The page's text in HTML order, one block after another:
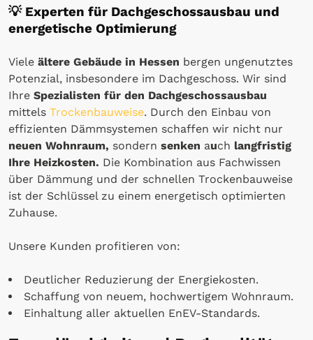
💡 Experten für Dachgeschossausbau und
energetische Optimierung
Viele ältere Gebäude in Hessen bergen ungenutztes
Potenzial, insbesondere im Dachgeschoss. Wir sind
Ihre Spezialisten für den Dachgeschossausbau
mittels Trockenbauweise. Durch den Einbau von
effizienten Dämmsystemen schaffen wir nicht nur
neuen Wohnraum, sondern senken auch langfristig
Ihre Heizkosten. Die Kombination aus Fachwissen
über Dämmung und der schnellen Trockenbauweise
ist der Schlüssel zu einem energetisch optimierten
Zuhause.
Unsere Kunden profitieren von:
Deutlicher Reduzierung der Energiekosten.
Schaffung von neuem, hochwertigem Wohnraum.
Einhaltung aller aktuellen EnEV-Standards.